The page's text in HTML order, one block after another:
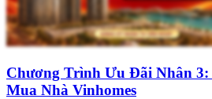
Chương Trình Ưu Đãi Nhân
Mua Nhà Vinhomes